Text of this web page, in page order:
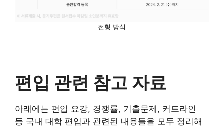
전형 방식
편입 관련 참고 자료
아래에는 편입 요강, 경쟁률, 기출문제, 커트라인
등 국내 대학 편입과 관련된 내용들을 모두 정리해